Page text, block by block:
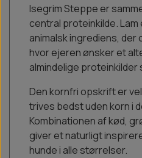
Isegrim Steppe er
central proteinkilde.
animalsk ingrediens,
hvor ejeren ønsker et
almindelige proteinkilder
Den kornfri opskrift er
trives bedst uden korn i
Kombinationen af kød,
giver et naturligt
hunde i alle størrelser.